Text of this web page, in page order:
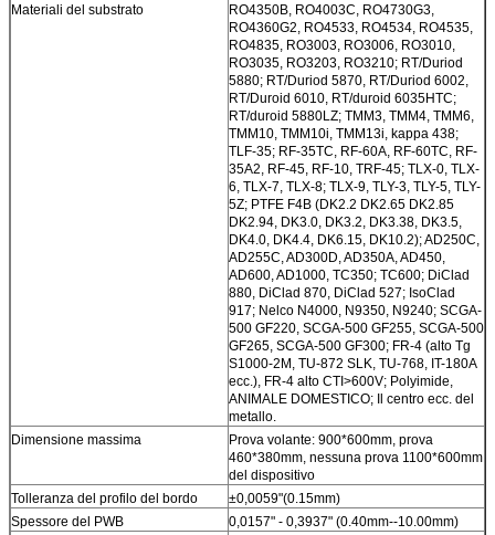
Materiali del substrato
RO4350B, RO4003C, RO4730G3,
RO4360G2, RO4533, RO4534, RO4535,
RO4835, RO3003, RO3006, RO3010,
RO3035, RO3203, RO3210; RT/Duriod
5880; RT/Duriod 5870, RT/Duriod 6002,
RT/Duroid 6010, RT/duroid 6035HTC;
RT/duroid 5880LZ; TMM3, TMM4, TMM6,
TMM10, TMM10i, TMM13i, kappa 438;
TLF-35; RF-35TC, RF-60A, RF-60TC, RF-
35A2, RF-45, RF-10, TRF-45; TLX-0, TLX-
6, TLX-7, TLX-8; TLX-9, TLY-3, TLY-5, TLY-
5Z; PTFE F4B (DK2.2 DK2.65 DK2.85
DK2.94, DK3.0, DK3.2, DK3.38, DK3.5,
DK4.0, DK4.4, DK6.15, DK10.2); AD250C,
AD255C, AD300D, AD350A, AD450,
AD600, AD1000, TC350; TC600; DiClad
880, DiClad 870, DiClad 527; IsoClad
917; Nelco N4000, N9350, N9240; SCGA-
500 GF220, SCGA-500 GF255, SCGA-500
GF265, SCGA-500 GF300; FR-4 (alto Tg
S1000-2M, TU-872 SLK, TU-768, IT-180A
ecc.), FR-4 alto CTI>600V; Polyimide,
ANIMALE DOMESTICO; Il centro ecc. del
metallo.
Dimensione massima
Prova volante: 900*600mm, prova
460*380mm, nessuna prova 1100*600mm
del dispositivo
Tolleranza del profilo del bordo
±0,0059"(0.15mm)
Spessore del PWB
0,0157" - 0,3937" (0.40mm--10.00mm)